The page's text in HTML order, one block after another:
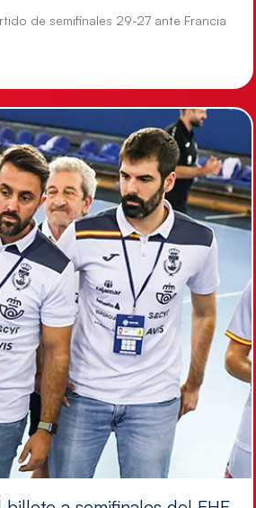
de semifinales 29-27 ante Francia